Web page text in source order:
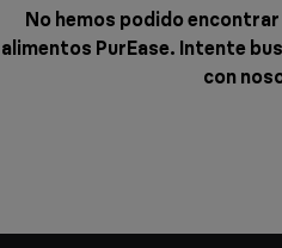
No hemos podido
alimentos PurEase. Intente
con